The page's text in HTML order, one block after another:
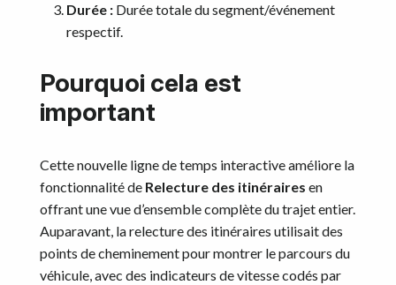
Durée : Durée totale du segment/événement
respectif.
Pourquoi cela est
important
Cette nouvelle ligne de temps interactive améliore la
fonctionnalité de Relecture des itinéraires en
offrant une vue d’ensemble complète du trajet entier.
Auparavant, la relecture des itinéraires utilisait des
points de cheminement pour montrer le parcours du
véhicule, avec des indicateurs de vitesse codés par